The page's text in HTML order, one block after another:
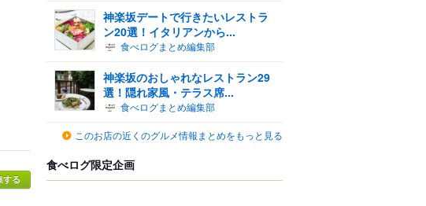
神楽坂デートで行きたいレストラ
ン20選！イタリアンから...
食べログまとめ編集部
神楽坂のおしゃれなレストラン29
選！隠れ家風・テラス席...
食べログまとめ編集部
このお店の近くのグルメ情報まとめをもっと見る
食べログ限定企画